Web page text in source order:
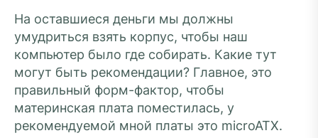
На оставшиеся деньги мы должны
умудриться взять корпус, чтобы наш
компьютер было где собирать. Какие тут
могут быть рекомендации? Главное, это
правильный форм-фактор, чтобы
материнская плата поместилась, у
рекомендуемой мной платы это microATX.